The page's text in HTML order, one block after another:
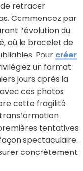
de retracer
Commencez par
l’évolution du
où le bracelet de
Pour créer
un format
jours après la
ces photos
cette fragilité
transformation
tentatives
spectaculaire.
concrètement